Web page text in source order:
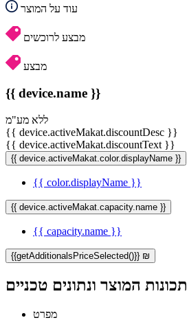
עוד על המוצר
מבצע לרוכשים
מבצע
{{ device.name }}
ללא מע"מ
{{ device.activeMakat.discountDesc }}
{{ device.activeMakat.discountText }}
{{ device.activeMakat.color.displayName }}
{{ color.displayName }}
{{ device.activeMakat.capacity.name }}
{{ capacity.name }}
{{getAdditionalsPriceSelected()}} ₪
תכונות המוצר ונתונים טכניים
מפרט